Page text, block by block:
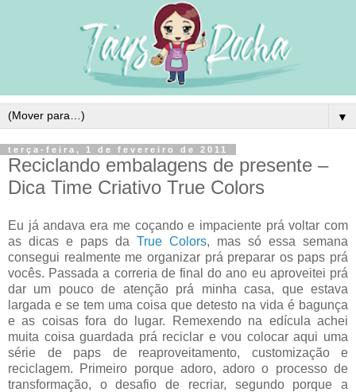
▼
terça-feira, 1 de fevereiro de 2011
Reciclando embalagens de presente –
Dica Time Criativo True Colors
Eu já andava era me coçando e impaciente prá voltar com
as dicas e paps da True Colors, mas só essa semana
consegui realmente me organizar prá preparar os paps prá
vocês. Passada a correria de final do ano eu aproveitei prá
dar um pouco de atenção prá minha casa, que estava
largada e se tem uma coisa que detesto na vida é bagunça
e as coisas fora do lugar. Remexendo na edícula achei
muita coisa guardada prá reciclar e vou colocar aqui uma
série de paps de reaproveitamento, customização e
reciclagem. Primeiro porque adoro, adoro o processo de
transformação, o desafio de recriar, segundo porque a